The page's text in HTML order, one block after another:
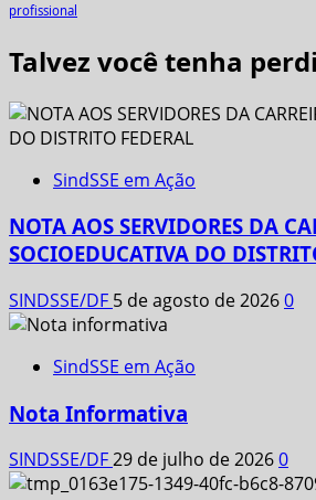
profissional
Talvez você tenha
SindSSE em Ação
NOTA AOS SERVIDORES DA
SOCIOEDUCATIVA DO
SINDSSE/DF 5 de agosto de 20260
SindSSE em Ação
Nota Informativa
SINDSSE/DF29 de julho de 20260